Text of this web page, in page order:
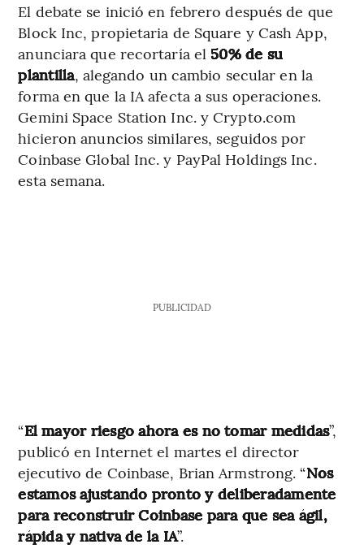
El debate se inició en febrero después de que
Block Inc, propietaria de Square y Cash App,
anunciara que recortaría el 50% de su
plantilla, alegando un cambio secular en la
forma en que la IA afecta a sus operaciones.
Gemini Space Station Inc. y Crypto.com
hicieron anuncios similares, seguidos por
Coinbase Global Inc. y PayPal Holdings Inc.
esta semana.
PUBLICIDAD
“El mayor riesgo ahora es no tomar medidas”,
publicó en Internet el martes el director
ejecutivo de Coinbase, Brian Armstrong. “Nos
estamos ajustando pronto y deliberadamente
para reconstruir Coinbase para que sea ágil,
rápida y nativa de la IA”.